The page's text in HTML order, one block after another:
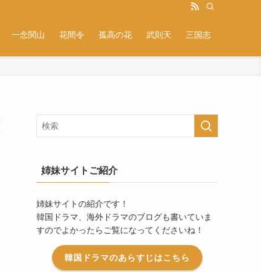
一念関山 花間令 孤高の花 武則天 三国志
姉妹サイトご紹介
姉妹サイトの紹介です！
韓国ドラマ、海外ドラマのブログも書いていま
すのでよかったらご覧になってくださいね！
韓国ドラマのあらすじはこちら